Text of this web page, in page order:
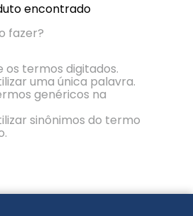
encontrado
fazer?
os termos digitados.
uma única palavra.
genéricos na
sinônimos do termo